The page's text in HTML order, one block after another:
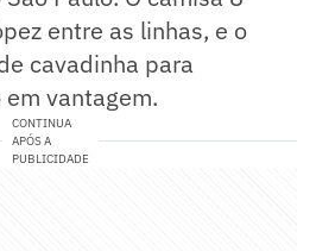
entre as linhas, e o
cavadinha para
vantagem.
CONTINUA
APÓS A
PUBLICIDADE